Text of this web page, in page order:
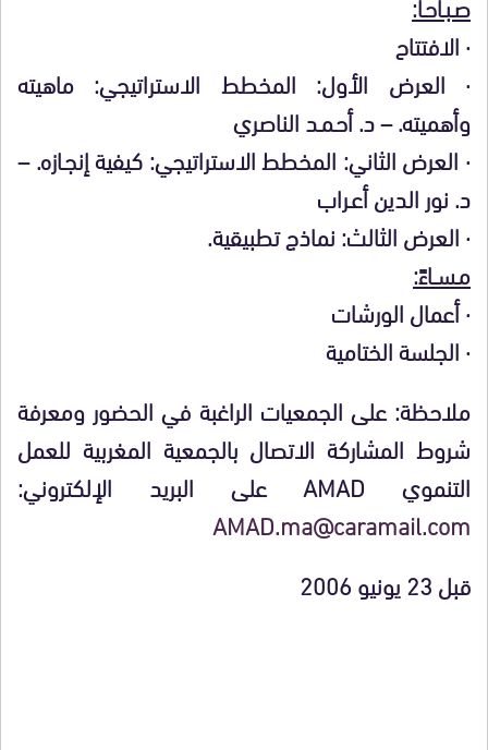
· الافتتاح
· العرض الأول: المخطط الاستراتيجي: ماهيته
وأهميته. – د. أحـمـد الناصري
· العرض الثاني: المخطط الاستراتيجي: كيفية إنجـازه. –
د. نور الدين أعـراب
· العرض الثالث: نماذج تطبيقية.
مـســاءً:
· أعمال الورشات
· الجلسة الختامية
ملاحظة: على الجمعيات الراغبة في الحضور ومعرفة
شروط المشاركة الاتصال بالجمعية المغربية للعمل
التنموي AMAD على البريد الإلكتروني:
AMAD.ma@caramail.com
قبل 23 يونيو 2006